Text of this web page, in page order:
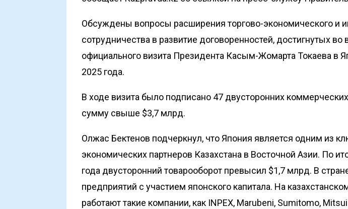
Обсуждены вопросы расширения торгово-экономического и
сотрудничества в развитие договоренностей, достигнутых во
официального визита Президента Касым-Жомарта Токаева в
2025 года.
В ходе визита было подписано 47 двусторонних
сумму свыше $3,7 млрд.
Олжас Бектенов подчеркнул, что Япония является одним из
экономических партнеров Казахстана в Восточной Азии. По
года двусторонний товарооборот превысил $1,7 млрд. В
предприятий с участием японского капитала. На
работают такие компании, как INPEX, Marubeni, Sumitomo,